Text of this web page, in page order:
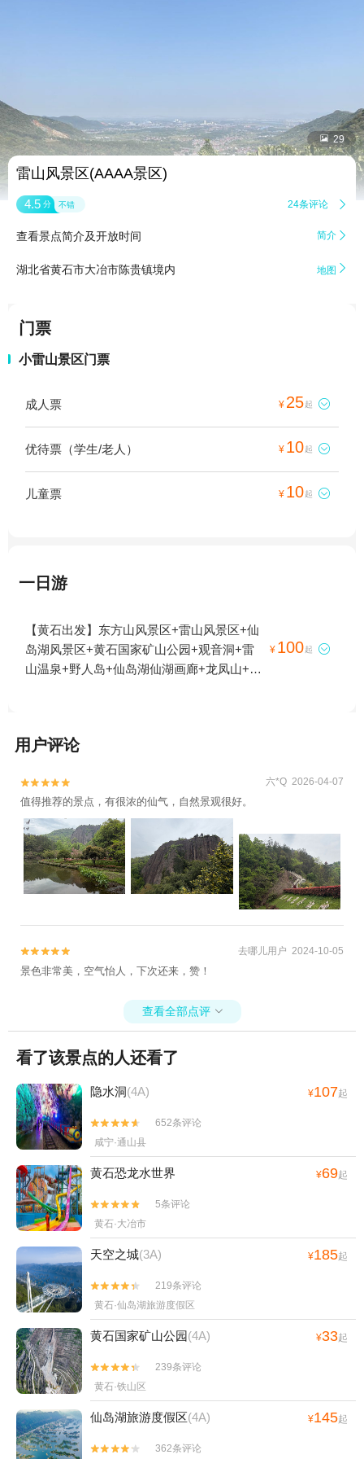
 29
雷山风景区(AAAA景区)
4.5 分 不错 24条评论 
查看景点简介及开放时间 简介 
湖北省黄石市大冶市陈贵镇境内 地图 
门票
小雷山景区门票
成人票 ¥ 25起 
优待票（学生/老人） ¥ 10起 
儿童票 ¥ 10起 
一日游
【黄石出发】东方山风景区+雷山风景区+仙
岛湖风景区+黄石国家矿山公园+观音洞+雷
山温泉+野人岛+仙岛湖仙湖画廊+龙凤山+天
¥ 100起 
用户评论

 六*Q 2026-04-07
值得推荐的景点，有很浓的仙气，自然景观很好。

 去哪儿用户 2024-10-05
景色非常美，空气怡人，下次还来，赞！
查看全部点评 
看了该景点的人还看了
隐水洞(4A) ¥107起


652条评论
咸宁·通山县
黄石恐龙水世界 ¥69起


5条评论
黄石·大冶市
天空之城(3A) ¥185起


219条评论
黄石·仙岛湖旅游度假区
黄石国家矿山公园(4A) ¥33起


239条评论
黄石·铁山区
仙岛湖旅游度假区(4A) ¥145起

 362条评论